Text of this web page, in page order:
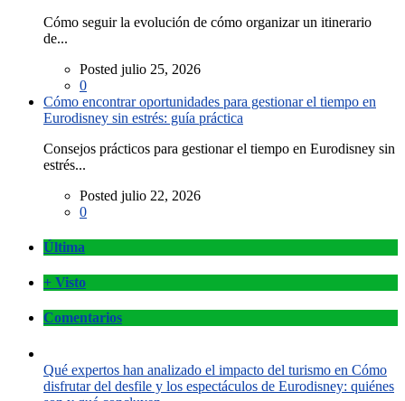
Cómo seguir la evolución de cómo organizar un itinerario
de...
Posted julio 25, 2026
0
Cómo encontrar oportunidades para gestionar el tiempo en
Eurodisney sin estrés: guía práctica
Consejos prácticos para gestionar el tiempo en Eurodisney sin
estrés...
Posted julio 22, 2026
0
Última
+ Visto
Comentarios
Qué expertos han analizado el impacto del turismo en Cómo
disfrutar del desfile y los espectáculos de Eurodisney: quiénes